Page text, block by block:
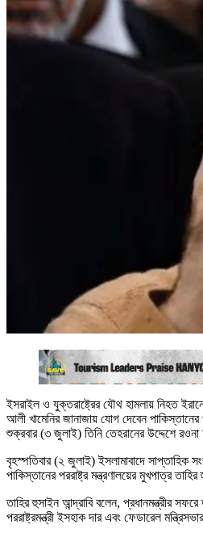
ইসরাইল ও যুক্তরাষ্ট্রের যৌথ হামলায় নিহত
আলী খামেনির জানাজায় যোগ দেবেন
শুক্রবার (৩ জুলাই) তিনি তেহরানের উদ্দেশে রওনা
বৃহস্পতিবার (২ জুলাই) ইসলামাবাদে সাপ্তাহিক
পাকিস্তানের পররাষ্ট্র মন্ত্রণালয়ের মুখপাত্র তাহির
তাহির হুসাইন আন্দ্রাবি বলেন, প্রধানমন্ত্রীর
পররাষ্ট্রমন্ত্রী ইসহাক দার এবং ফেডারেল